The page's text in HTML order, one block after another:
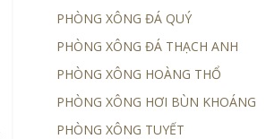
PHÒNG XÔNG ĐÁ QUÝ
PHÒNG XÔNG ĐÁ THẠCH ANH
PHÒNG XÔNG HOÀNG THỔ
PHÒNG XÔNG HƠI BÙN KHOÁNG
PHÒNG XÔNG TUYẾT